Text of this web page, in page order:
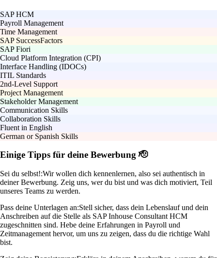
SAP HCM
Payroll Management
Time Management
SAP SuccessFactors
SAP Fiori
Cloud Platform Integration (CPI)
Interface Handling (IDOCs)
ITIL Standards
2nd-Level Support
Project Management
Stakeholder Management
Communication Skills
Collaboration Skills
Fluent in English
German or Spanish Skills
Einige Tipps für deine Bewerbung 🫡
Sei du selbst!:Wir wollen dich kennenlernen, also sei authentisch in
deiner Bewerbung. Zeig uns, wer du bist und was dich motiviert, Teil
unseres Teams zu werden.
Pass deine Unterlagen an:Stell sicher, dass dein Lebenslauf und dein
Anschreiben auf die Stelle als SAP Inhouse Consultant HCM
zugeschnitten sind. Hebe deine Erfahrungen in Payroll und
Zeitmanagement hervor, um uns zu zeigen, dass du die richtige Wahl
bist.